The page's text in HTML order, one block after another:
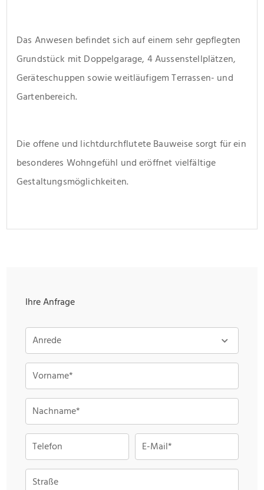
Das Anwesen befindet sich auf einem sehr gepflegten
Grundstück mit Doppelgarage, 4 Aussenstellplätzen,
Geräteschuppen sowie weitläufigem Terrassen- und
Gartenbereich.
Die offene und lichtdurchflutete Bauweise sorgt für ein
besonderes Wohngefühl und eröffnet vielfältige
Gestaltungsmöglichkeiten.
Ihre Anfrage
Anrede
Vorname*
Nachname*
Telefon E-Mail*
Straße